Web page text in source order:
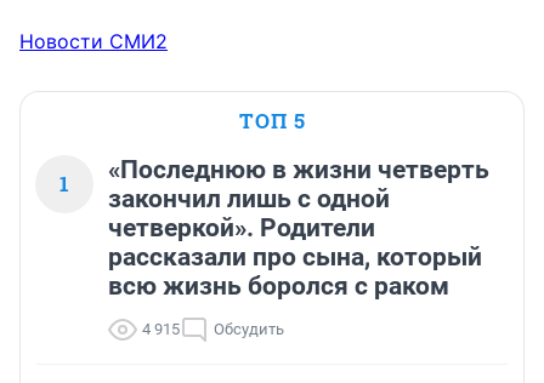
Новости СМИ2
ТОП 5
1
«Последнюю в жизни четверть
закончил лишь с одной
четверкой». Родители
рассказали про сына, который
всю жизнь боролся с раком
4 915 Обсудить